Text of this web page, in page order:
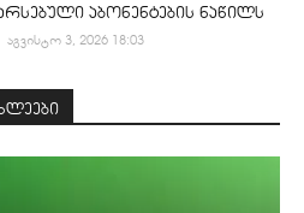
აბონენტების ნაწილს
აგვისტო 3, 2026 18:03